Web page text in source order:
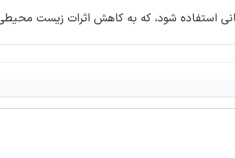
استفاده شود، که به کاهش اثرات زیست